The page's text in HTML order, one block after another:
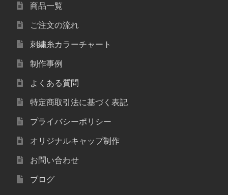
商品一覧
ご注文の流れ
刺繍糸カラーチャート
制作事例
よくある質問
特定商取引法に基づく表記
プライバシーポリシー
オリジナルキャップ制作
お問い合わせ
ブログ